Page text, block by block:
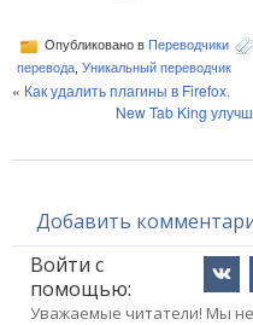
Опубликовано в Переводчики
перевода Уникальный переводчик
« Как удалить плагины в Firefox.
New Tab King
Добавить
Войти с
помощью:
Уважаемые читатели! Мы